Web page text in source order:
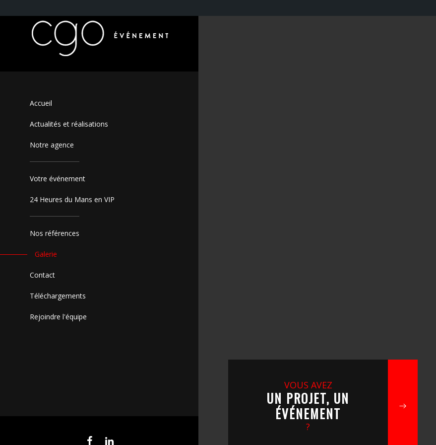
Accueil
Actualités et réalisations
Notre agence
Votre événement
24 Heures du Mans en VIP
Nos références
Galerie
Contact
Téléchargements
Rejoindre l'équipe
VOUS AVEZ
UN PROJET, UN
ÉVÉNEMENT
?